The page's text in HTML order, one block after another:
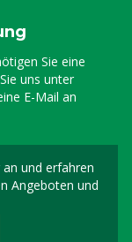
Sie eine
uns unter
E-Mail an
und erfahren
Angeboten und
sich für